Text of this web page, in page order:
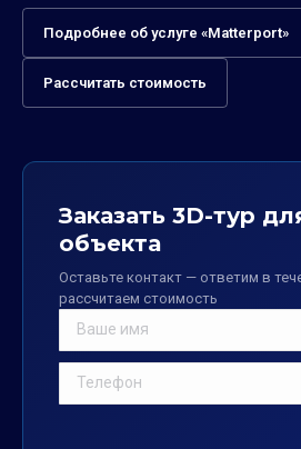
Подробнее об услуге «Matterport»
Рассчитать стоимость
Заказать 3D-тур
объекта
Оставьте контакт — ответим в
рассчитаем стоимость